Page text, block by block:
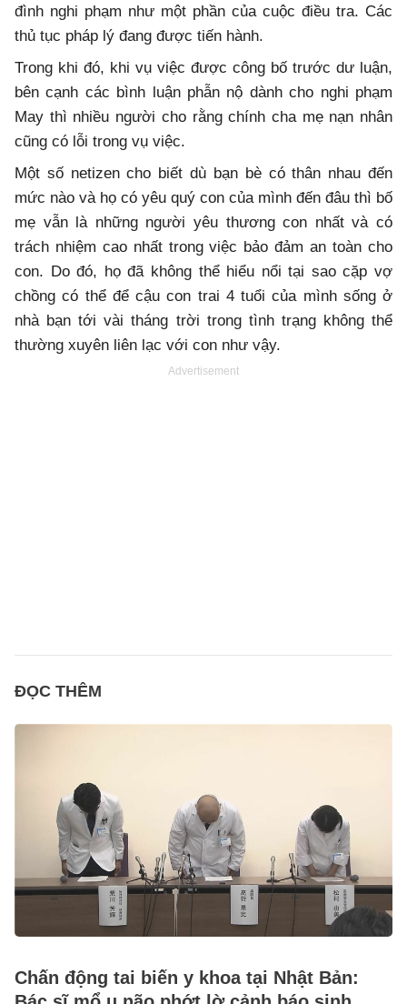
đình nghi phạm như một phần của cuộc điều tra. Các
thủ tục pháp lý đang được tiến hành.
Trong khi đó, khi vụ việc được công bố trước dư luận,
bên cạnh các bình luận phẫn nộ dành cho nghi phạm
May thì nhiều người cho rằng chính cha mẹ nạn nhân
cũng có lỗi trong vụ việc.
Một số netizen cho biết dù bạn bè có thân nhau đến
mức nào và họ có yêu quý con của mình đến đâu thì bố
mẹ vẫn là những người yêu thương con nhất và có
trách nhiệm cao nhất trong việc bảo đảm an toàn cho
con. Do đó, họ đã không thể hiểu nổi tại sao cặp vợ
chồng có thể để cậu con trai 4 tuổi của mình sống ở
nhà bạn tới vài tháng trời trong tình trạng không thể
thường xuyên liên lạc với con như vậy.
Advertisement
ĐỌC THÊM
Chấn động tai biến y khoa tại Nhật Bản: